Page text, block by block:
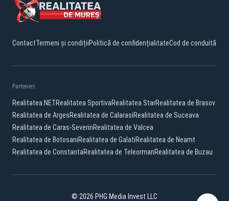
ContactTermeni și condițiiPolitică de confidențialitateCod de conduită
Parteneri:
Realitatea.NETRealitatea SportivaRealitatea StarRealitatea de Brasov
Realitatea de ArgesRealitatea de CalarasiRealitatea de Suceava
Realitatea de Caras-SeverinRealitatea de Valcea
Realitatea de BotosaniRealitatea de GalatiRealitatea de Neamt
Realitatea de ConstantaRealitatea de TeleormanRealitatea de Buzau
© 2026 PHG Media Invest LLC